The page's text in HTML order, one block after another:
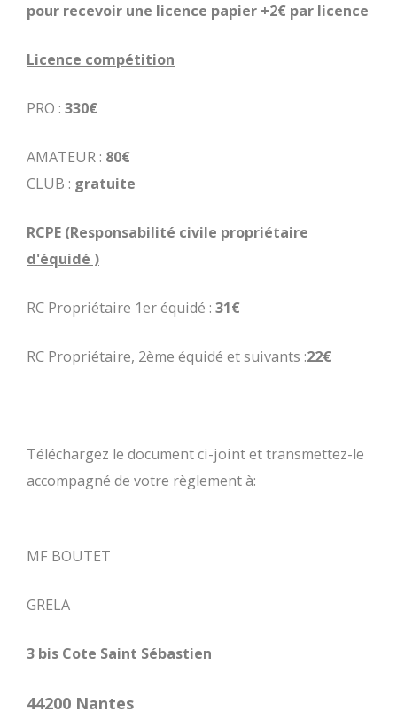
pour recevoir une licence papier +2€ par licence
Licence compétition
PRO : 330€
AMATEUR : 80€
CLUB : gratuite
RCPE (Responsabilité civile propriétaire
d'équidé )
RC Propriétaire 1er équidé : 31€
RC Propriétaire, 2ème équidé et suivants :22€
Téléchargez le document ci-joint et transmettez-le
accompagné de votre règlement à:
MF BOUTET
GRELA
3 bis Cote Saint Sébastien
44200 Nantes